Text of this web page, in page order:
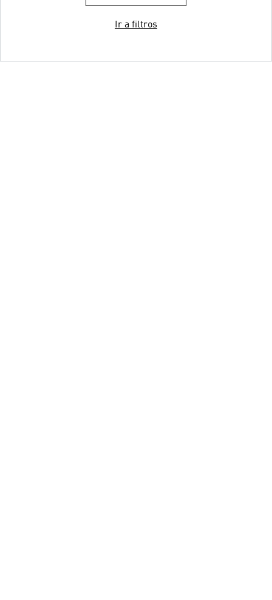
Ir a filtros